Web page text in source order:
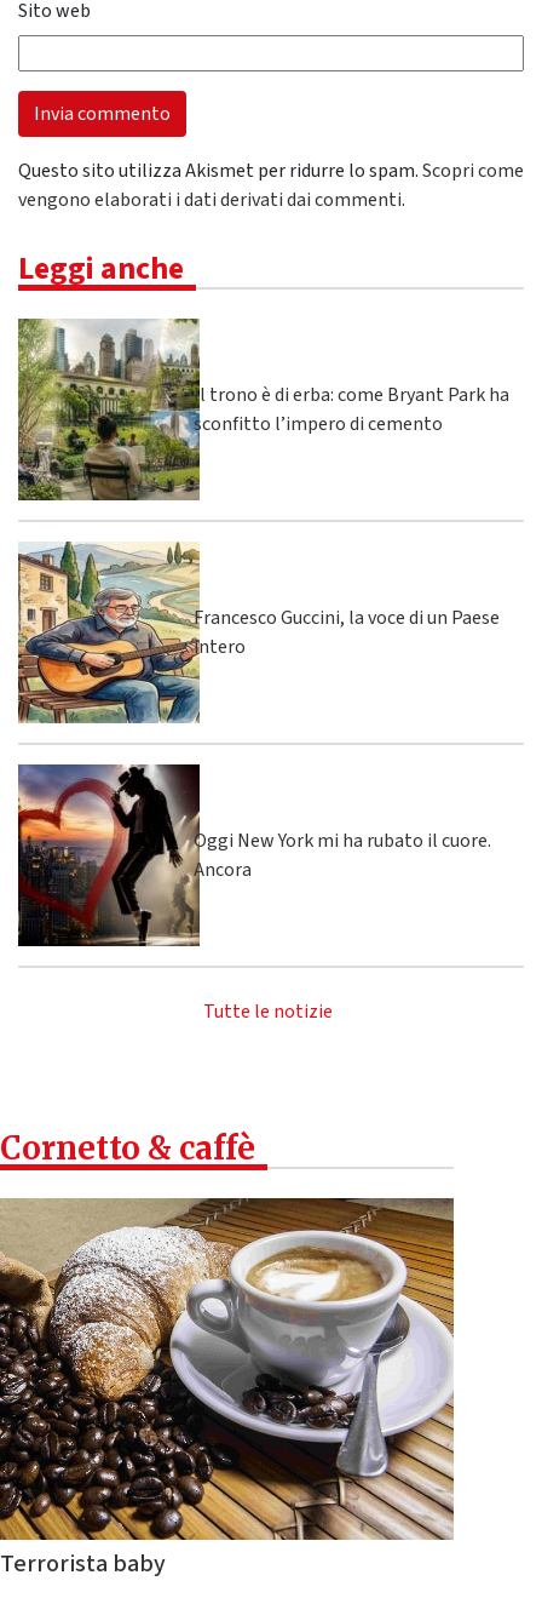
Sito web
Questo sito utilizza Akismet per ridurre lo spam.Scopri come
vengono elaborati i dati derivati dai commenti.
Leggi anche
Il trono è di erba: come Bryant Park ha
sconfitto l’impero di cemento
Francesco Guccini, la voce di un Paese
intero
Oggi New York mi ha rubato il cuore.
Ancora
Tutte le notizie
Cornetto & caffè
Terrorista baby